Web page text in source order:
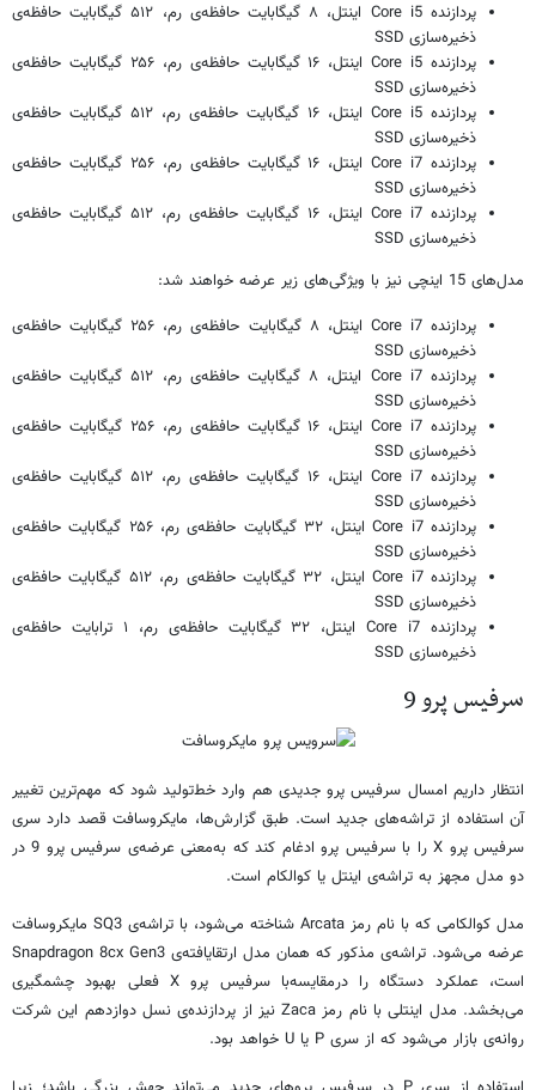
پردازنده Core i5 اینتل، ۸ گیگابایت حافظه‌ی رم، ۵۱۲ گیگابایت حافظه‌ی
ذخیره‌سازی SSD
پردازنده Core i5 اینتل، ۱۶ گیگابایت حافظه‌ی رم، ۲۵۶ گیگابایت حافظه‌ی
ذخیره‌سازی SSD
پردازنده Core i5 اینتل، ۱۶ گیگابایت حافظه‌ی رم، ۵۱۲ گیگابایت حافظه‌ی
ذخیره‌سازی SSD
پردازنده Core i7 اینتل، ۱۶ گیگابایت حافظه‌ی رم، ۲۵۶ گیگابایت حافظه‌ی
ذخیره‌سازی SSD
پردازنده Core i7 اینتل، ۱۶ گیگابایت حافظه‌ی رم، ۵۱۲ گیگابایت حافظه‌ی
ذخیره‌سازی SSD
مدل‌های 15 اینچی نیز با ویژگی‌های زیر عرضه خواهند شد:
پردازنده Core i7 اینتل، ۸ گیگابایت حافظه‌ی رم، ۲۵۶ گیگابایت حافظه‌ی
ذخیره‌سازی SSD
پردازنده Core i7 اینتل، ۸ گیگابایت حافظه‌ی رم، ۵۱۲ گیگابایت حافظه‌ی
ذخیره‌سازی SSD
پردازنده Core i7 اینتل، ۱۶ گیگابایت حافظه‌ی رم، ۲۵۶ گیگابایت حافظه‌ی
ذخیره‌سازی SSD
پردازنده Core i7 اینتل، ۱۶ گیگابایت حافظه‌ی رم، ۵۱۲ گیگابایت حافظه‌ی
ذخیره‌سازی SSD
پردازنده Core i7 اینتل، ۳۲ گیگابایت حافظه‌ی رم، ۲۵۶ گیگابایت حافظه‌ی
ذخیره‌سازی SSD
پردازنده Core i7 اینتل، ۳۲ گیگابایت حافظه‌ی رم، ۵۱۲ گیگابایت حافظه‌ی
ذخیره‌سازی SSD
پردازنده Core i7 اینتل، ۳۲ گیگابایت حافظه‌ی رم، ۱ ترابایت حافظه‌ی
ذخیره‌سازی SSD
سرفیس پرو 9
انتظار داریم امسال سرفیس پرو جدیدی هم وارد خط‌تولید شود که مهم‌ترین تغییر
آن استفاده از تراشه‌های جدید است. طبق گزارش‌ها، مایکروسافت قصد دارد سری
سرفیس پرو X را با سرفیس پرو ادغام کند که به‌معنی عرضه‌ی سرفیس پرو 9 در
دو مدل مجهز به تراشه‌ی اینتل یا کوالکام است.
مدل کوالکامی که با نام رمز Arcata شناخته می‌شود، با تراشه‌ی SQ3 مایکروسافت
عرضه می‌شود. تراشه‌ی مذکور که همان مدل ارتقایافته‌ی Snapdragon 8cx Gen3
است، عملکرد دستگاه را درمقایسه‌با سرفیس پرو X فعلی بهبود چشمگیری
می‌بخشد. مدل اینتلی با نام رمز Zaca نیز از پردازنده‌ی نسل دوازدهم این شرکت
روانه‌ی بازار می‌شود که از سری P یا U خواهد بود.